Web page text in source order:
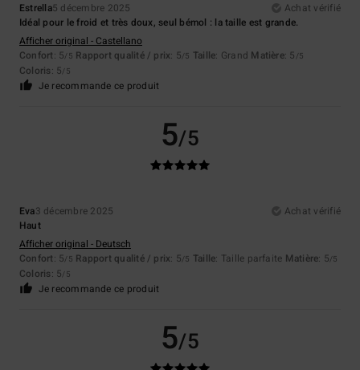
Estrella5 décembre 2025
Achat vérifié
Idéal pour le froid et très doux, seul bémol : la taille est grande.
Afficher original - Castellano
Confort: 5/5 Rapport qualité / prix: 5/5 Taille: Grand Matière: 5 /5
Coloris: 5/5
Je recommande ce produit
5/5
Eva3 décembre 2025
Achat vérifié
Haut
Afficher original - Deutsch
Confort: 5/5 Rapport qualité / prix: 5/5 Taille: Taille parfaite Matière: 5/5
Coloris: 5/5
Je recommande ce produit
5/5